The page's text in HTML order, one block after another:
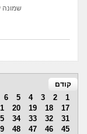
שמונה
קודם
1
2
3
4
5
6
17
18
19
20
31
32
33
34
45
46
47
48